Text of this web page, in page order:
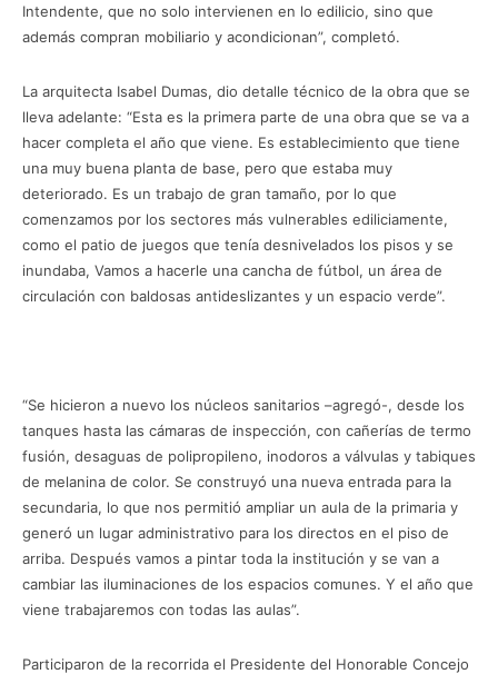
Intendente, que no solo intervienen en lo edilicio, sino que
además compran mobiliario y acondicionan”, completó.
La arquitecta Isabel Dumas, dio detalle técnico de la obra que se
lleva adelante: “Esta es la primera parte de una obra que se va a
hacer completa el año que viene. Es establecimiento que tiene
una muy buena planta de base, pero que estaba muy
deteriorado. Es un trabajo de gran tamaño, por lo que
comenzamos por los sectores más vulnerables ediliciamente,
como el patio de juegos que tenía desnivelados los pisos y se
inundaba, Vamos a hacerle una cancha de fútbol, un área de
circulación con baldosas antideslizantes y un espacio verde”.
“Se hicieron a nuevo los núcleos sanitarios –agregó-, desde los
tanques hasta las cámaras de inspección, con cañerías de termo
fusión, desaguas de polipropileno, inodoros a válvulas y tabiques
de melanina de color. Se construyó una nueva entrada para la
secundaria, lo que nos permitió ampliar un aula de la primaria y
generó un lugar administrativo para los directos en el piso de
arriba. Después vamos a pintar toda la institución y se van a
cambiar las iluminaciones de los espacios comunes. Y el año que
viene trabajaremos con todas las aulas”.
Participaron de la recorrida el Presidente del Honorable Concejo